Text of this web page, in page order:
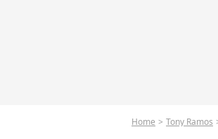
Home Tony Ramos